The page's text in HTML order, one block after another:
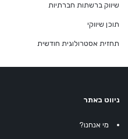
שיווק ברשתות חברתיות
תוכן שיווקי
תחזית אסטרולוגית חודשית
ניווט באתר
מי אנחנו?